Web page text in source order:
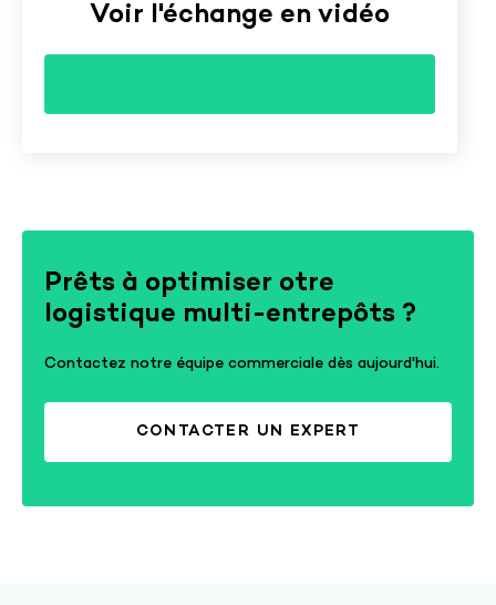
Voir l'échange en vidéo
Prêts à optimiser otre
logistique multi-entrepôts ?
Contactez notre équipe commerciale dès aujourd'hui.
CONTACTER UN EXPERT